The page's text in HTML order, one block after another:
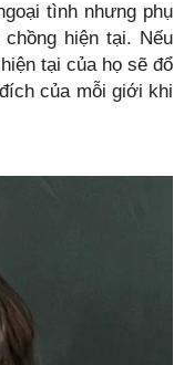
tình nhưng phụ
hiện tại. Nếu
tại của họ sẽ đổ
của mỗi giới khi